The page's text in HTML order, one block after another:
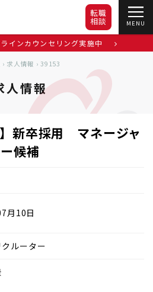
MENU
転職
相談
インカウンセリング実施中
› 求人情報 › 39153
人情報
新卒採用 マネージャ
ー候補
月10日
ルーター